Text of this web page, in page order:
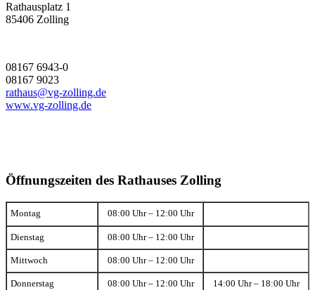
Rathausplatz 1
85406 Zolling
08167 6943-0
08167 9023
rathaus@vg-zolling.de
www.vg-zolling.de
Öffnungszeiten des Rathauses Zolling
Montag 08:00 Uhr – 12:00 Uhr
Dienstag 08:00 Uhr – 12:00 Uhr
Mittwoch 08:00 Uhr – 12:00 Uhr
Donnerstag 08:00 Uhr – 12:00 Uhr 14:00 Uhr – 18:00 Uhr